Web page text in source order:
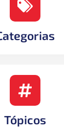
Tópicos